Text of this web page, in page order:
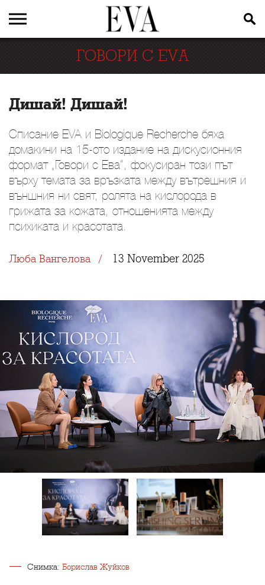
ГОВОРИ С EVA
Дишай! Дишай!
Списание EVA и Biologique Recherche бяха
домакини на 15-ото издание на дискусионния
формат „Говори с Ева“, фокусиран този път
върху темата за връзката между вътрешния и
външния ни свят, ролята на кислорода в
грижата за кожата, отношенията между
психиката и красотата.
Люба Вангелова 13 November 2025
Снимка: Борислав Жуйков